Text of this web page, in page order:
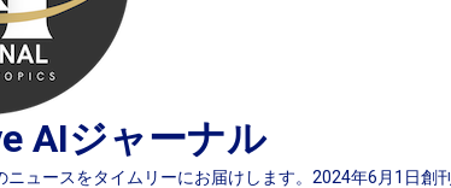
AIジャーナル
ニュースをタイムリーにお届けします。2024年6月1日創刊